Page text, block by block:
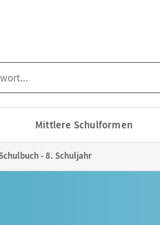
Mittlere Schulformen
- 8. Schuljahr